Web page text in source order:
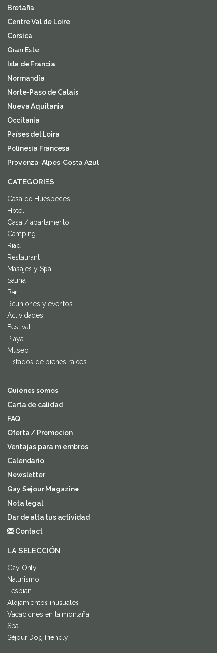
Bretaña
Centre Val de Loire
Corsica
Gran Este
Isla de Francia
Normandía
Norte-Paso de Calais
Nueva Aquitania
Occitania
Países del Loira
Polinesia Francesa
Provenza-Alpes-Costa Azul
CATEGORIES
Casa de Huespedes
Hotel
Casa / apartamento
Camping
Riad
Restaurant
Masajes y Spa
Sauna
Bar
Reuniones y eventos
Actividades
Festival
Playa
Museo
Listados de bienes raíces
Quiènes somos
Carta de calidad
FAQ
Oferta / Promocion
Ventajas para miembros
Calendario
Newsletter
Gay Sejour Magazine
Nota legal
Dar de alta tus actividad
Contact
LA SELECCIÓN
Gay Only
Naturismo
Lesbian
Alojamientos inusuales
Vacaciones en la montaña
Spa
Séjour Dog friendly